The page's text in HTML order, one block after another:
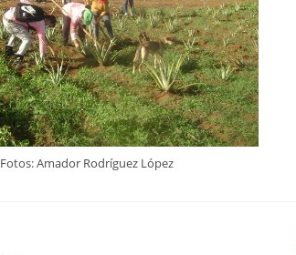
Fotos: Amador Rodríguez López